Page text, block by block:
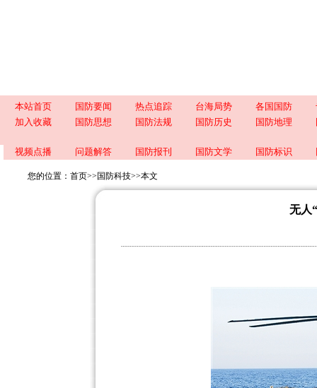
本站首页 国防要闻 热点追踪 台海局势 各国国防
加入收藏
国防思想 国防法规 国防历史 国防地理
视频点播 问题解答 国防报刊 国防文学 国防标识
您的位置： 首页>> 国防科技>>本文
无人